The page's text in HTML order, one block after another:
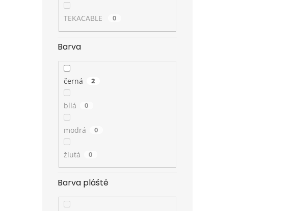
TEKACABLE 0
Barva
černá 2
bílá 0
modrá 0
žlutá 0
Barva pláště